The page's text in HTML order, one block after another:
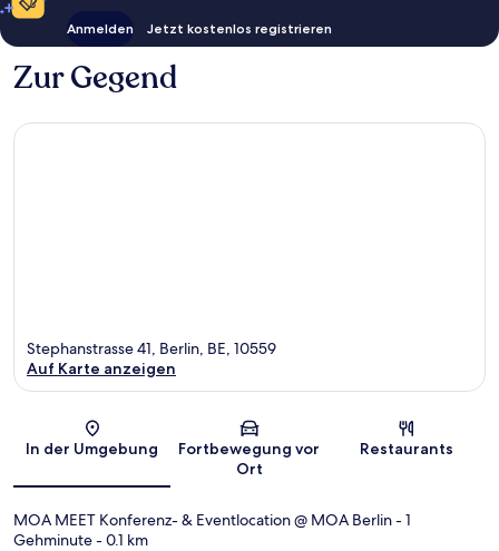
Anmelden Jetzt kostenlos registrieren
Zur Gegend
Karte
Stephanstrasse 41, Berlin, BE, 10559
Auf Karte anzeigen
In der Umgebung
Fortbewegung vor
Ort
Restaurants
MOA MEET Konferenz- & Eventlocation @ MOA Berlin- 1
Gehminute- 0.1 km